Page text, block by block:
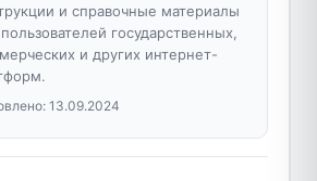
и справочные материалы
государственных,
и других интернет-
13.09.2024